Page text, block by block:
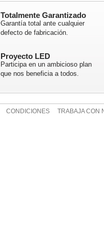
Totalmente Garantizado
Garantía total ante cualquier
defecto de fabricación.
Proyecto LED
Participa en un ambicioso plan
que nos beneficia a todos.
CONDICIONES TRABAJA CON